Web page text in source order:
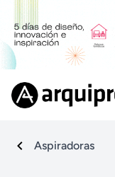
Aspiradoras